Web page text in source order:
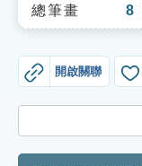
單字索引
總筆畫 8
開啟關聯